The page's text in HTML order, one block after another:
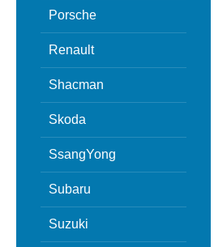
Porsche
Renault
Shacman
Skoda
SsangYong
Subaru
Suzuki